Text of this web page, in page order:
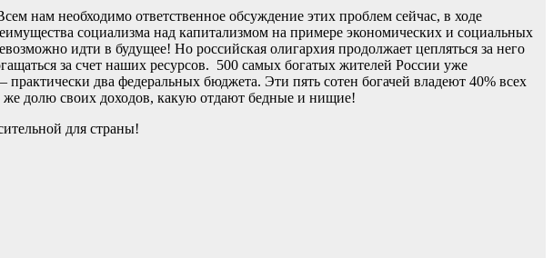
нам необходимо ответственное обсуждение этих проблем сейчас, в ходе
социализма над капитализмом на примере экономических и социальных
идти в будущее! Но российская олигархия продолжает цепляться за него
за счет наших ресурсов. 500 самых богатых жителей России уже
два федеральных бюджета. Эти пять сотен богачей владеют 40% всех
долю своих доходов, какую отдают бедные и нищие!
для страны!